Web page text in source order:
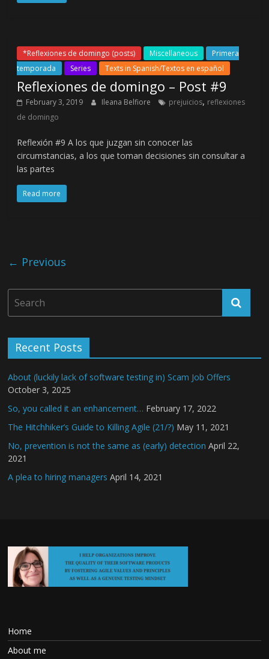
*Reflexiones de domingo (posts) Miscellaneous
Primera
temporada
Series Texts in Spanish/Textos en español
Reflexiones de domingo – Post #9
February 3, 2019 Ileana Belfiore prejuicios, reflexiones
de domingo
Reflexión #9 A los que juzgan sin conocer las
circumstancias, a los que toman decisiones sin consultar a
las partes
Read more
← Previous
Recent Posts
About (luckily lack of software testing in) Scam Job Offers
October 3, 2025
So, you called it an enhancement… February 17, 2022
The Hitchhiker’s Guide to Killing Agile (21/?) May 11, 2021
No, prevention is not the same as (early) detection April 22,
2021
A plea to hiring managers April 14, 2021
Home
About me